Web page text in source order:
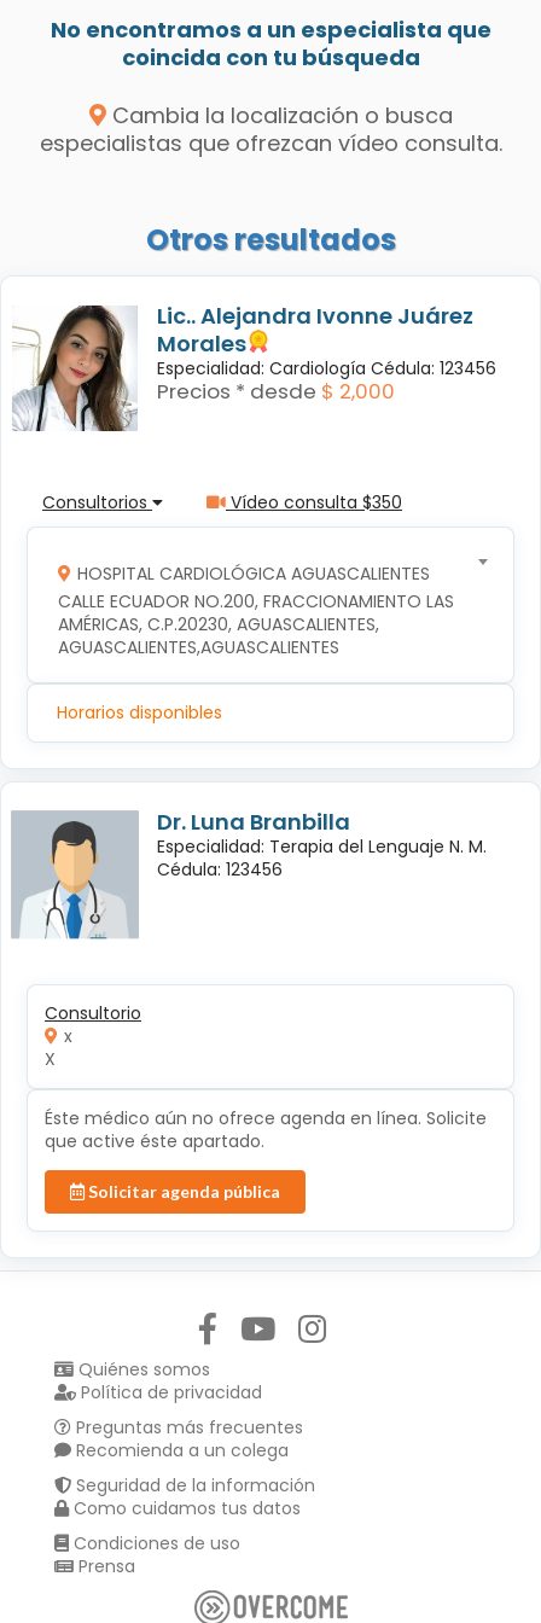
No encontramos a un especialista que
coincida con tu búsqueda
Cambia la localización o busca
especialistas que ofrezcan vídeo consulta.
Otros resultados
Lic.. Alejandra Ivonne Juárez
Morales
Especialidad: Cardiología Cédula: 123456
Precios * desde $ 2,000
Consultorios Vídeo consulta $350
HOSPITAL CARDIOLÓGICA AGUASCALIENTES
CALLE ECUADOR NO.200, FRACCIONAMIENTO LAS
AMÉRICAS, C.P.20230, AGUASCALIENTES,
AGUASCALIENTES,AGUASCALIENTES
Horarios disponibles
Dr. Luna Branbilla
Especialidad: Terapia del Lenguaje N. M.
Cédula: 123456
Consultorio
x
X
Éste médico aún no ofrece agenda en línea. Solicite
que active éste apartado.
Solicitar agenda pública
Quiénes somos
Política de privacidad
Preguntas más frecuentes
Recomienda a un colega
Seguridad de la información
Como cuidamos tus datos
Condiciones de uso
Prensa